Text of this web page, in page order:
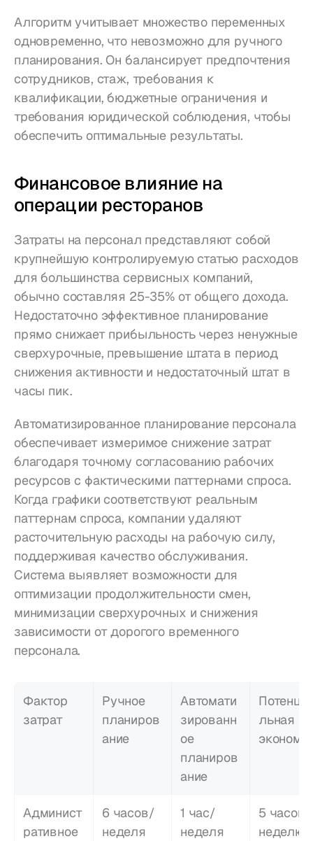
Алгоритм учитывает множество переменных
одновременно, что невозможно для ручного
планирования. Он балансирует предпочтения
сотрудников, стаж, требования к
квалификации, бюджетные ограничения и
требования юридической соблюдения, чтобы
обеспечить оптимальные результаты.
Финансовое влияние на
операции ресторанов
Затраты на персонал представляют собой
крупнейшую контролируемую статью расходов
для большинства сервисных компаний,
обычно составляя 25-35% от общего дохода.
Недостаточно эффективное планирование
прямо снижает прибыльность через ненужные
сверхурочные, превышение штата в период
снижения активности и недостаточный штат в
часы пик.
Автоматизированное планирование персонала
обеспечивает измеримое снижение затрат
благодаря точному согласованию рабочих
ресурсов с фактическими паттернами спроса.
Когда графики соответствуют реальным
паттернам спроса, компании удаляют
расточительную расходы на рабочую силу,
поддерживая качество обслуживания.
Система выявляет возможности для
оптимизации продолжительности смен,
минимизации сверхурочных и снижения
зависимости от дорогого временного
персонала.
Фактор
затрат
Ручное
планиров
ание
Автомати
зированн
ое
планиров
ание
льная
Админист
ративное
6 часов/
неделя
1 час/
неделя
5 часов
неделю